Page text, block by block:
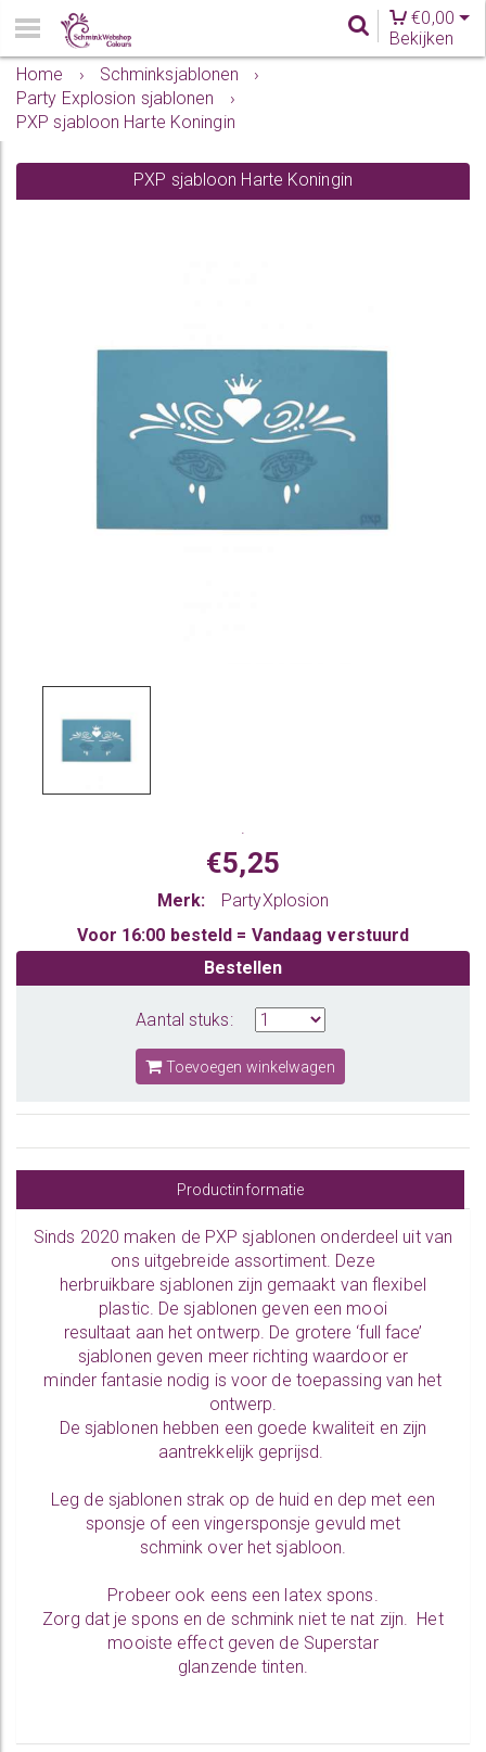
€0,00
Bekijken
Home
› Schminksjablonen
›
Party Explosion sjablonen
›
PXP sjabloon Harte Koningin
PXP sjabloon Harte Koningin
.
€5,25
Merk:
PartyXplosion
Voor 16:00 besteld = Vandaag verstuurd
Bestellen
Aantal stuks:
Toevoegen winkelwagen
Productinformatie
Sinds 2020 maken de PXP sjablonen onderdeel uit van
ons uitgebreide assortiment. Deze
herbruikbare sjablonen zijn gemaakt van flexibel
plastic. De sjablonen geven een mooi
resultaat aan het ontwerp. De grotere ‘full face’
sjablonen geven meer richting waardoor er
minder fantasie nodig is voor de toepassing van het
ontwerp.
De sjablonen hebben een goede kwaliteit en zijn
aantrekkelijk geprijsd.
Leg de sjablonen strak op de huid en dep met een
sponsje of een vingersponsje gevuld met
schmink over het sjabloon.
Probeer ook eens een latex spons.
Zorg dat je spons en de schmink niet te nat zijn. Het
mooiste effect geven de Superstar
glanzende tinten.